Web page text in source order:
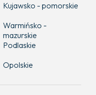
Kujawsko - pomorskie
Warmińsko -
mazurskie
Podlaskie
Opolskie